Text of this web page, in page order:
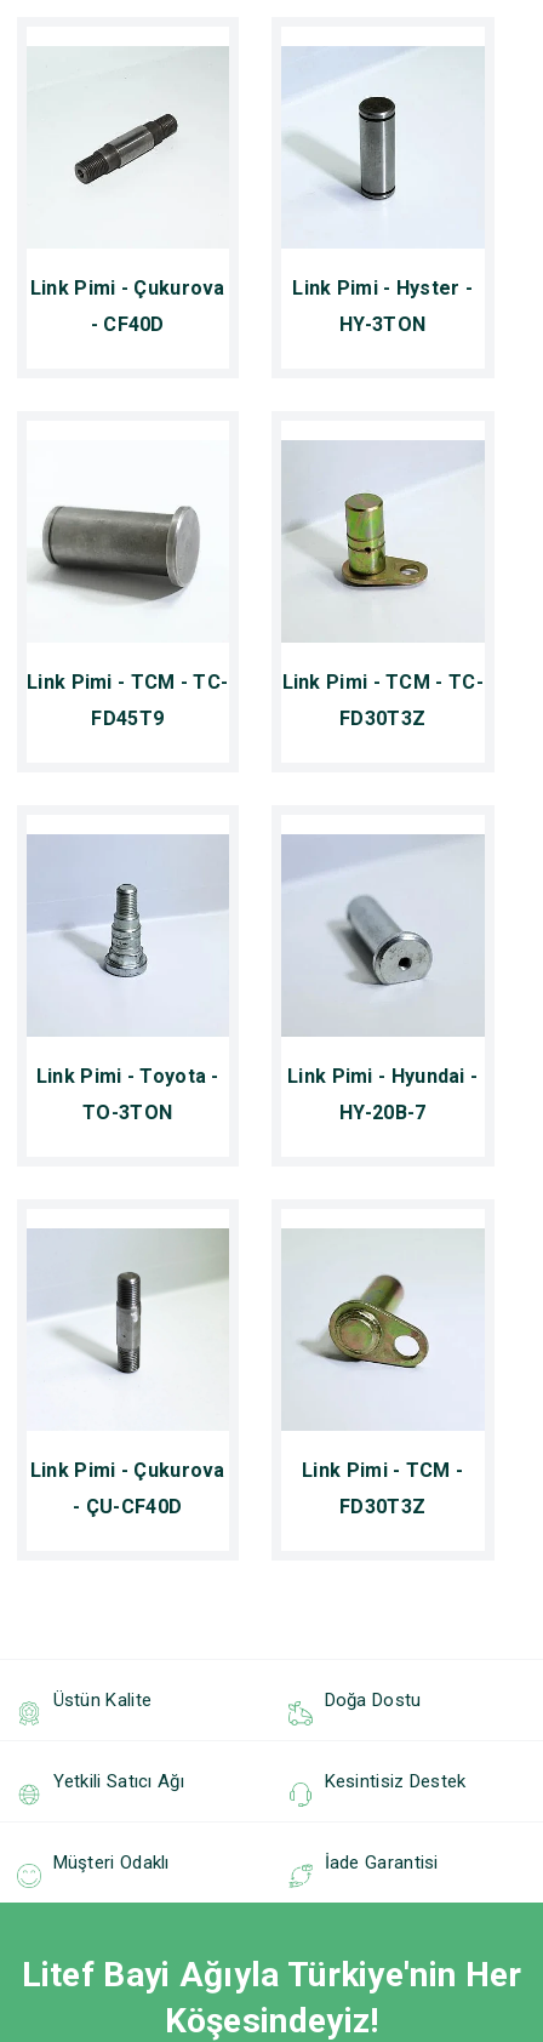
Link Pimi - Çukurova
- CF40D
Link Pimi - Hyster -
HY-3TON
Link Pimi - TCM - TC-
FD45T9
Link Pimi - TCM - TC-
FD30T3Z
Link Pimi - Toyota -
TO-3TON
Link Pimi - Hyundai -
HY-20B-7
Link Pimi - Çukurova
- ÇU-CF40D
Link Pimi - TCM -
FD30T3Z
Üstün Kalite Doğa Dostu
Yetkili Satıcı Ağı Kesintisiz Destek
Müşteri Odaklı İade Garantisi
Litef Bayi Ağıyla Türkiye'nin Her
Köşesindeyiz!